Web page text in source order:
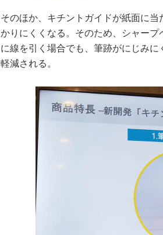
そのほか、キチントガイドが紙面に
かりにくくなる。そのため、シャー
に線を引く場合でも、筆跡がにじみ
軽減される。